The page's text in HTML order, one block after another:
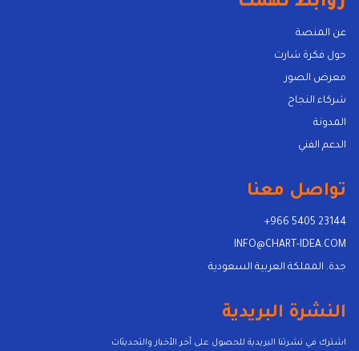
عن المنصة
حول فكرة شارت
معرض الصور
شركاء النجاح
المدونة
الدعم الفني
تواصل معنا
+966 5405 23144
INFO@CHART-IDEA.COM
جدة. المملكة العربية السعودية
النشرة البريدية
اشترك في نشرتنا البريدية للحصول على آخر الأخبار والتحديثات